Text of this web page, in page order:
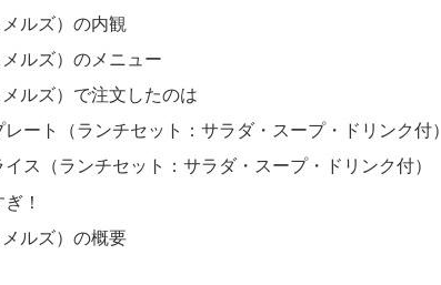
ルズ）の内観
ルズ）のメニュー
ルズ）で注文したのは
ート（ランチセット：サラダ・スープ・ドリンク付）
ス（ランチセット：サラダ・スープ・ドリンク付）
！
ルズ）の概要